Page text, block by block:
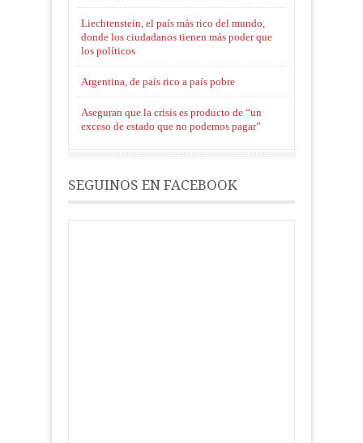
Liechtenstein, el país más rico del mundo,
donde los ciudadanos tienen más poder que
los políticos
Argentina, de país rico a país pobre
Aseguran que la crisis es producto de “un
exceso de estado que no podemos pagar”
SEGUINOS EN FACEBOOK